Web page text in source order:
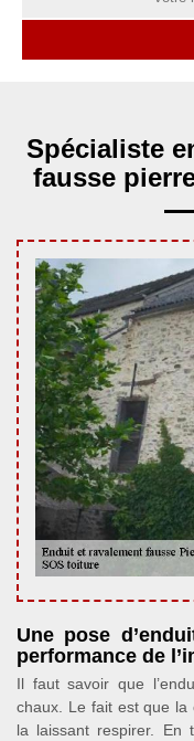
Spécialiste
fausse
Une pose
performance de
Il faut savoir que
chaux. Le fait est que la
la laissant respirer. En